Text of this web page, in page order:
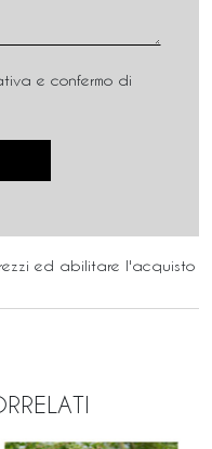
e confermo di
ed abilitare l'acquisto